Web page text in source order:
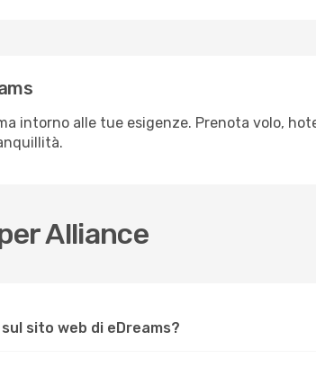
intorno alle tue esigenze. Prenota volo,
Alliance
sito web di eDreams?